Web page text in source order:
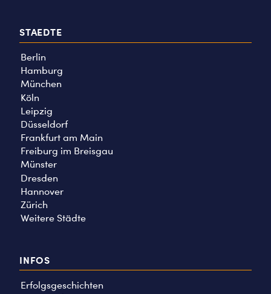
STAEDTE
Berlin
Hamburg
München
Köln
Leipzig
Düsseldorf
Frankfurt am Main
Freiburg im Breisgau
Münster
Dresden
Hannover
Zürich
Weitere Städte
INFOS
Erfolgsgeschichten